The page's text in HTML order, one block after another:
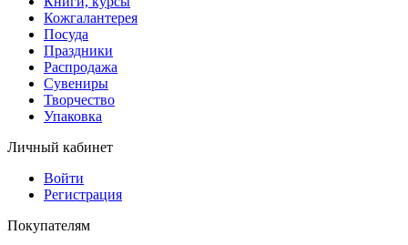
Кожгалантерея
Посуда
Праздники
Распродажа
Сувениры
Творчество
Упаковка
Личный кабинет
Войти
Регистрация
Покупателям